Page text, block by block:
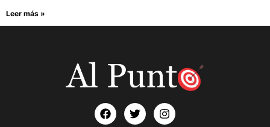
Leer más »